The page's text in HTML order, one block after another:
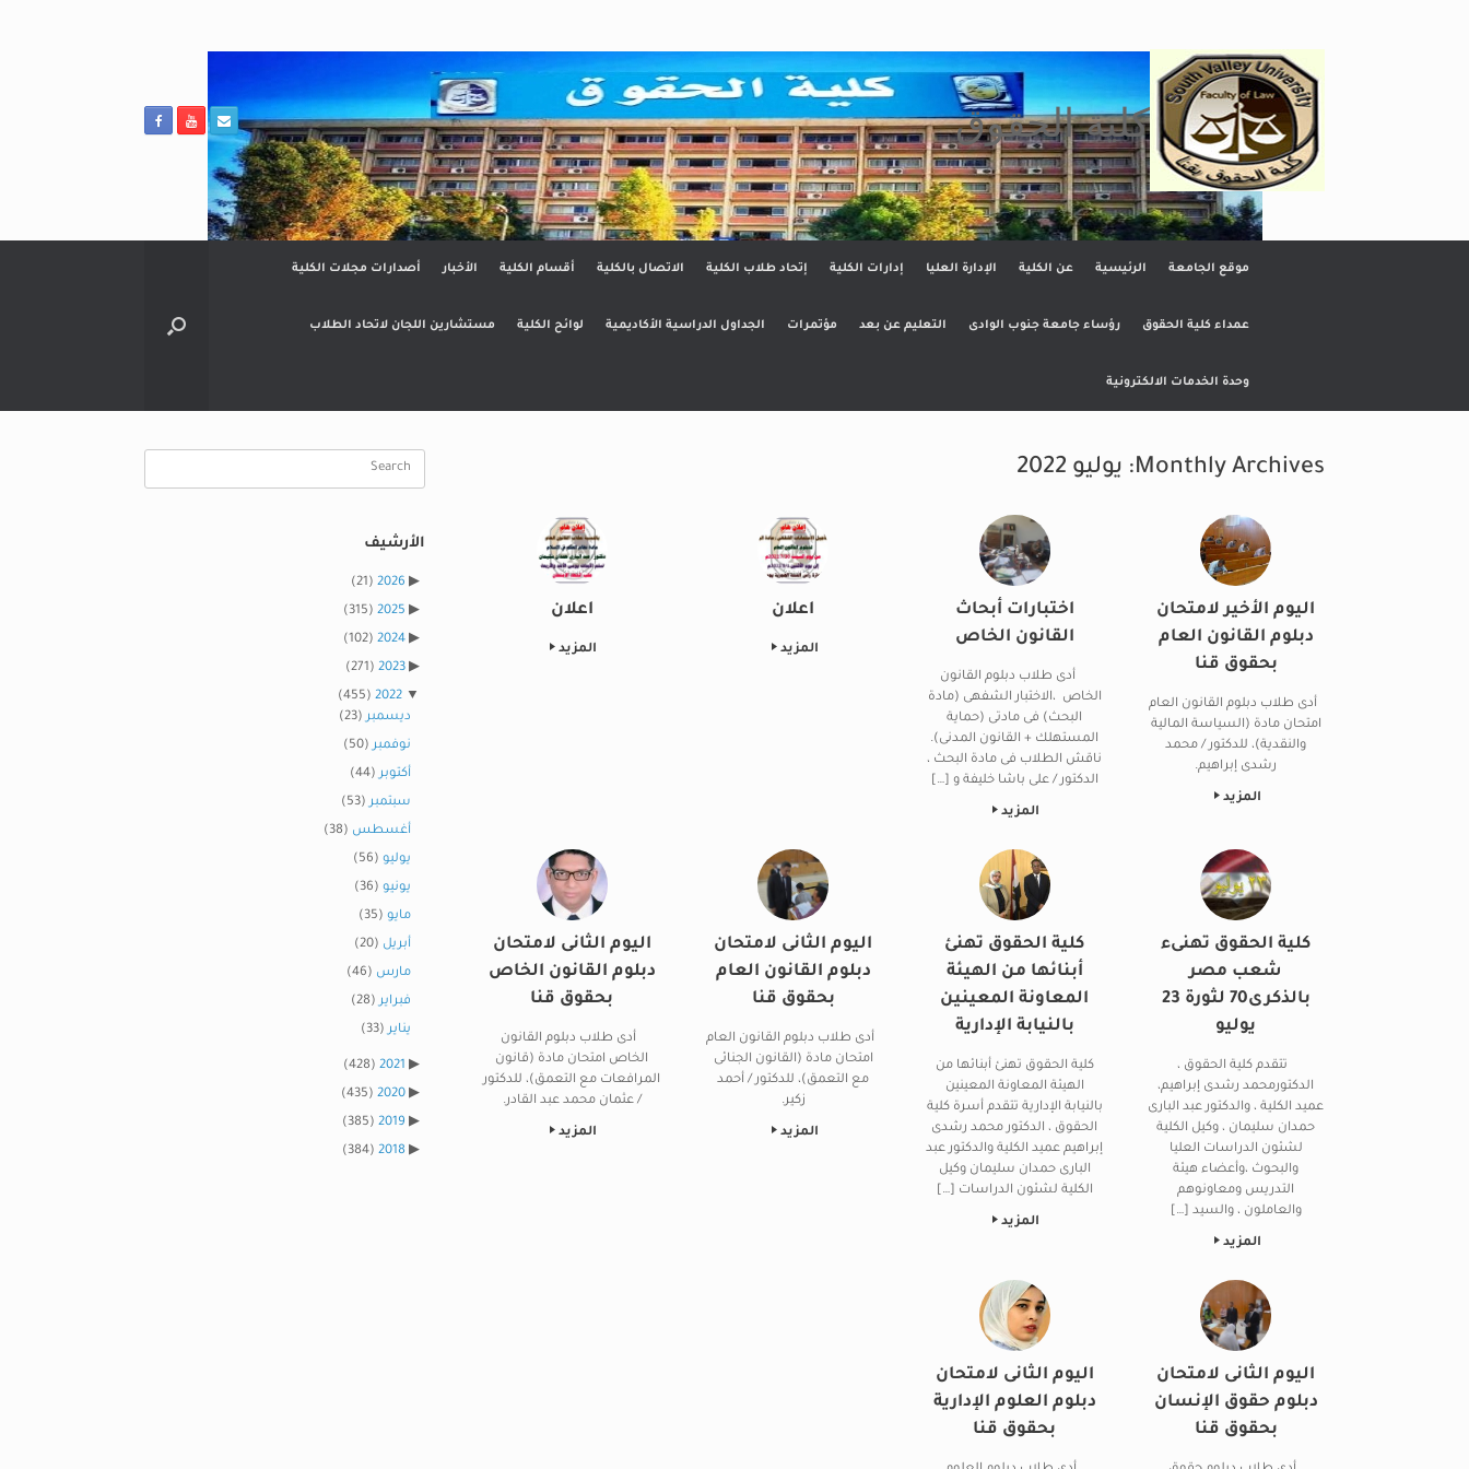
كلية الحقوق
موقع الجامعة الرئيسية عن الكلية الإدارة العليا إدارات الكلية إتحاد طلاب الكلية الاتصال بالكلية أقسام الكلية الأخبار أصدارات مجلات الكلية
عمداء كلية الحقوق رؤساء جامعة جنوب الوادى التعليم عن بعد مؤتمرات الجداول الدراسية الأكاديمية لوائح الكلية مستشارين اللجان لاتحاد الطلاب
وحدة الخدمات الالكترونية
Monthly Archives: يوليو 2022
اليوم الأخير لامتحان
دبلوم القانون العام
بحقوق قنا
أدى طلاب دبلوم القانون العام
امتحان مادة (السياسة المالية
والنقدية)، للدكتور / محمد
رشدى إبراهيم.
المزيد
اختبارات أبحاث
القانون الخاص
أدى طلاب دبلوم القانون
الخاص ،الاختبار الشفهى (مادة
البحث) فى مادتى (حماية
المستهلك + القانون المدنى).
ناقش الطلاب فى مادة البحث ،
الدكتور / على باشا خليفة و […]
المزيد
اعلان
المزيد
اعلان
المزيد
كلية الحقوق تهنىء
شعب مصر
بالذكرى70 لثورة 23
يوليو
تتقدم كلية الحقوق ،
الدكتورمحمد رشدى إبراهيم،
عميد الكلية ، والدكتور عبد البارى
حمدان سليمان ، وكيل الكلية
لشئون الدراسات العليا
والبحوث ،وأعضاء هيئة
التدريس ومعاونوهم
والعاملون ، والسيد […]
المزيد
كلية الحقوق تهنئ
أبنائها من الهيئة
المعاونة المعينين
بالنيابة الإدارية
كلية الحقوق تهنئ أبنائها من
الهيئة المعاونة المعينين
بالنيابة الإدارية تتقدم أسرة كلية
الحقوق ، الدكتور محمد رشدى
إبراهيم عميد الكلية والدكتور عبد
البارى حمدان سليمان وكيل
الكلية لشئون الدراسات […]
المزيد
اليوم الثانى لامتحان
دبلوم القانون العام
بحقوق قنا
أدى طلاب دبلوم القانون العام
امتحان مادة (القانون الجنائى
مع التعمق)، للدكتور / أحمد
زكير.
المزيد
اليوم الثانى لامتحان
دبلوم القانون الخاص
بحقوق قنا
أدى طلاب دبلوم القانون
الخاص امتحان مادة (قانون
المرافعات مع التعمق)، للدكتور
/ عثمان محمد عبد القادر.
المزيد
اليوم الثانى لامتحان
دبلوم حقوق الإنسان
بحقوق قنا
اليوم الثانى لامتحان
دبلوم العلوم الإدارية
بحقوق قنا
Search
الأرشيف
2026
(21)
2025
(315)
2024
(102)
2023
(271)
2022
(455)
ديسمبر(23)
نوفمبر(50)
أكتوبر(44)
سبتمبر(53)
أغسطس (38)
يوليو (56)
يونيو (36)
مايو (35)
أبريل (20)
مارس (46)
فبراير(28)
يناير(33)
2021
(428)
2020
(435)
2019
(385)
2018
(384)